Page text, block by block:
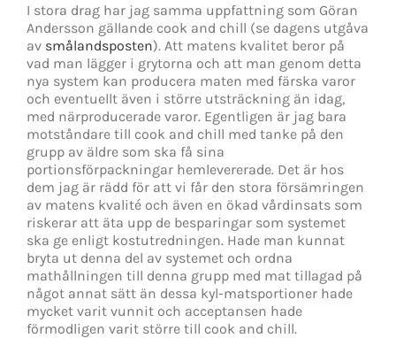
I stora drag har jag samma uppfattning som Göran
Andersson gällande cook and chill (se dagens utgåva
av smålandsposten). Att matens kvalitet beror på
vad man lägger i grytorna och att man genom detta
nya system kan producera maten med färska varor
och eventuellt även i större utsträckning än idag,
med närproducerade varor. Egentligen är jag bara
motståndare till cook and chill med tanke på den
grupp av äldre som ska få sina
portionsförpackningar hemlevererade. Det är hos
dem jag är rädd för att vi får den stora försämringen
av matens kvalité och även en ökad vårdinsats som
riskerar att äta upp de besparingar som systemet
ska ge enligt kostutredningen. Hade man kunnat
bryta ut denna del av systemet och ordna
mathållningen till denna grupp med mat tillagad på
något annat sätt än dessa kyl-matsportioner hade
mycket varit vunnit och acceptansen hade
förmodligen varit större till cook and chill.